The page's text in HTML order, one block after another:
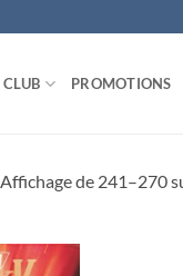
CLUB PROMOTIONS
Affichage de 241–270